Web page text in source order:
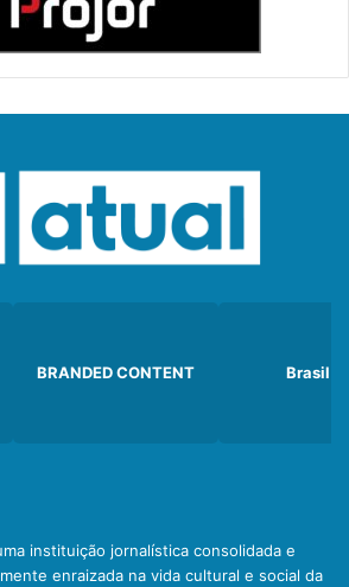
BRANDED CONTENT Brasil
instituição jornalística consolidada e
enraizada na vida cultural e social da